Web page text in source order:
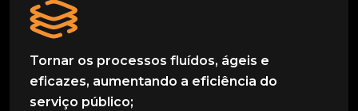
Tornar os processos fluídos, ágeis e
eficazes, aumentando a eficiência do
serviço público;